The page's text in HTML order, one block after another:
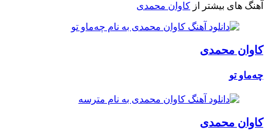
آهنگ های بیشتر از کاوان محمدی
کاوان محمدی
چەماو تو
کاوان محمدی